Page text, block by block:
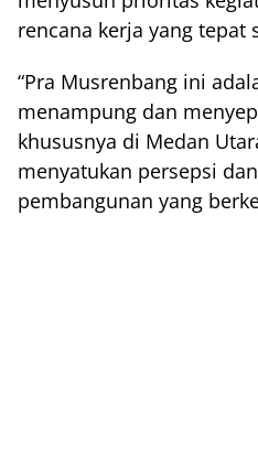
rencana kerja yang tepat
“Pra Musrenbang ini
menampung dan
khususnya di Medan
menyatukan persepsi
pembangunan yang